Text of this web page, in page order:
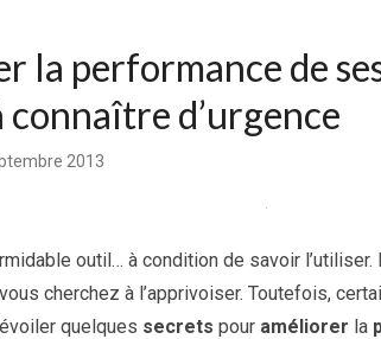
la performance de
connaître d’urgence
2013
outil… à condition de savoir
cherchez à l’apprivoiser. Toutefois,
quelques secrets pour améliorer la